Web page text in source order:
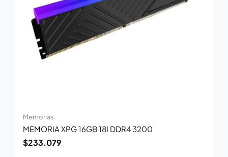
Memorias
MEMORIA XPG 16GB 18I DDR4 3200
$233.079